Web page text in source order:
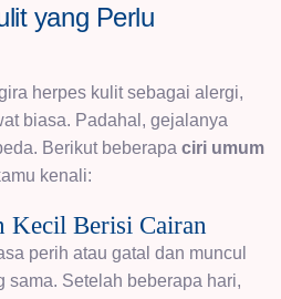
yang Perlu
herpes kulit sebagai alergi,
biasa. Padahal, gejalanya
Berikut beberapa ciri umum
kenali:
Kecil Berisi Cairan
perih atau gatal dan muncul
sama. Setelah beberapa hari,